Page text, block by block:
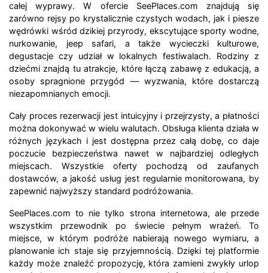
całej wyprawy. W ofercie SeePlaces.com znajdują się
zarówno rejsy po krystalicznie czystych wodach, jak i piesze
wędrówki wśród dzikiej przyrody, ekscytujące sporty wodne,
nurkowanie, jeep safari, a także wycieczki kulturowe,
degustacje czy udział w lokalnych festiwalach. Rodziny z
dziećmi znajdą tu atrakcje, które łączą zabawę z edukacją, a
osoby spragnione przygód — wyzwania, które dostarczą
niezapomnianych emocji.
Cały proces rezerwacji jest intuicyjny i przejrzysty, a płatności
można dokonywać w wielu walutach. Obsługa klienta działa w
różnych językach i jest dostępna przez całą dobę, co daje
poczucie bezpieczeństwa nawet w najbardziej odległych
miejscach. Wszystkie oferty pochodzą od zaufanych
dostawców, a jakość usług jest regularnie monitorowana, by
zapewnić najwyższy standard podróżowania.
SeePlaces.com to nie tylko strona internetowa, ale przede
wszystkim przewodnik po świecie pełnym wrażeń. To
miejsce, w którym podróże nabierają nowego wymiaru, a
planowanie ich staje się przyjemnością. Dzięki tej platformie
każdy może znaleźć propozycję, która zamieni zwykły urlop